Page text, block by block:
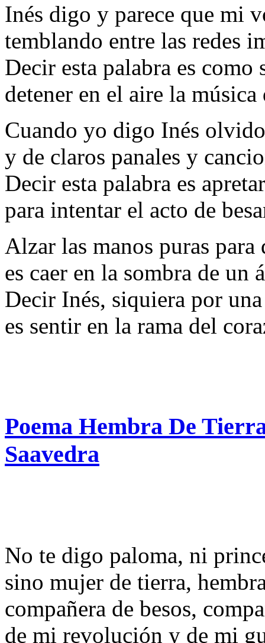
Inés digo y parece que mi
temblando entre las redes
Decir esta palabra es como
detener en el aire la música
Cuando yo digo Inés
y de claros panales y
Decir esta palabra es
para intentar el acto de
Alzar las manos puras para
es caer en la sombra de un
Decir Inés, siquiera por
es sentir en la rama del
Poema Hembra De
Saavedra
No te digo paloma, ni
sino mujer de tierra,
compañera de besos,
de mi revolución y de mi